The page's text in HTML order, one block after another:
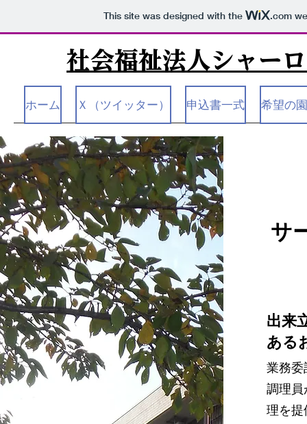
This site was designed with the .com
社会福祉法人シャー
ホーム Ｘ（ツイッター） 申込書一式 希望の
サ
出来
ある
業務委
調理員
理を提